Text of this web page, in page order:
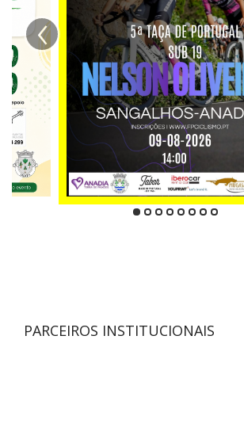
‹
PARCEIROS INSTITUCIONAIS